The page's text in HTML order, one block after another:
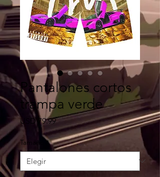
Pantalones cortos
trampa verde
USD 79.99Precio
Tamaño *